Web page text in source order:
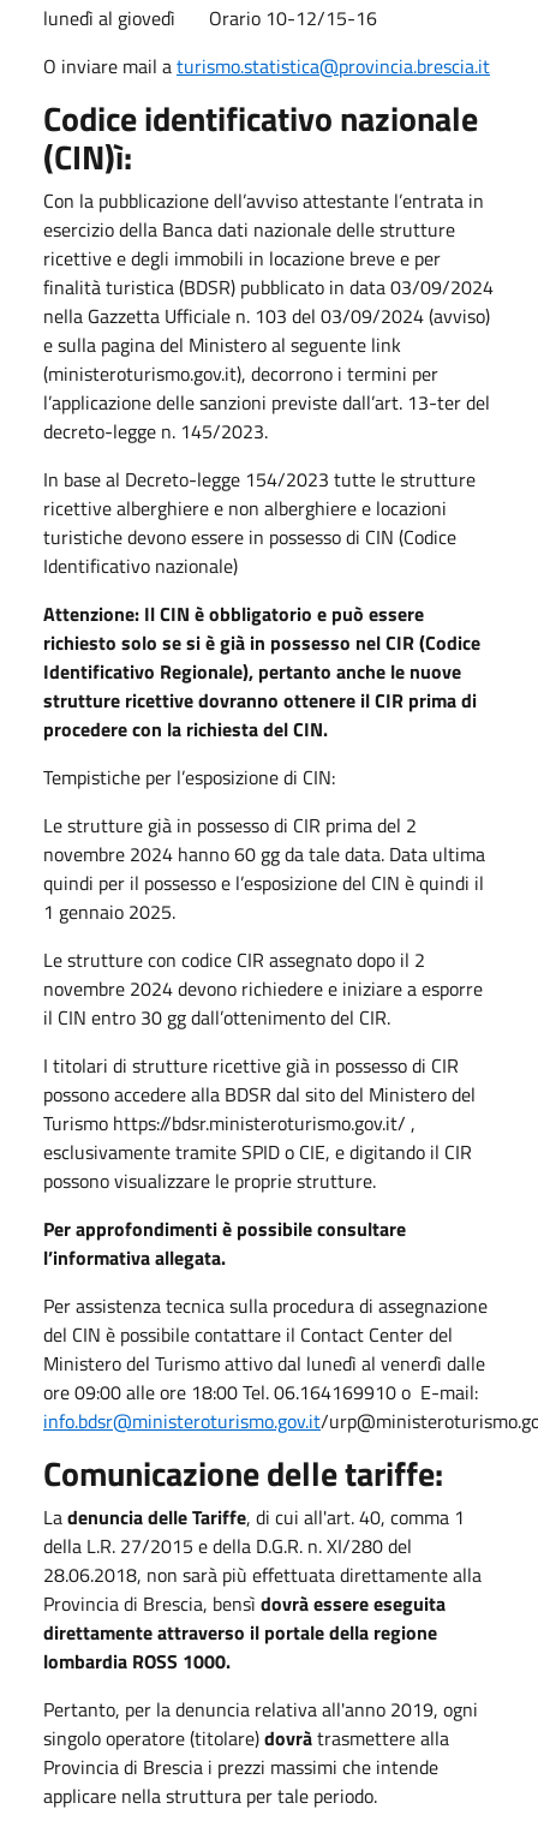
lunedì al giovedì Orario 10-12/15-16
O inviare mail aturismo.statistica@provincia.brescia.it
Codice identificativo nazionale
(CIN)ì:
Con la pubblicazione dell’avviso attestante l’entrata in
esercizio della Banca dati nazionale delle strutture
ricettive e degli immobili in locazione breve e per
finalità turistica (BDSR) pubblicato in data 03/09/2024
nella Gazzetta Ufficiale n. 103 del 03/09/2024 (avviso)
e sulla pagina del Ministero al seguente link
(ministeroturismo.gov.it), decorrono i termini per
l’applicazione delle sanzioni previste dall’art. 13-ter del
decreto-legge n. 145/2023.
In base al Decreto-legge 154/2023 tutte le strutture
ricettive alberghiere e non alberghiere e locazioni
turistiche devono essere in possesso di CIN (Codice
Identificativo nazionale)
Attenzione: Il CIN è obbligatorio e può essere
richiesto solo se si è già in possesso nel CIR (Codice
Identificativo Regionale), pertanto anche le nuove
strutture ricettive dovranno ottenere il CIR prima di
procedere con la richiesta del CIN.
Tempistiche per l’esposizione di CIN:
Le strutture già in possesso di CIR prima del 2
novembre 2024 hanno 60 gg da tale data. Data ultima
quindi per il possesso e l’esposizione del CIN è quindi il
1 gennaio 2025.
Le strutture con codice CIR assegnato dopo il 2
novembre 2024 devono richiedere e iniziare a esporre
il CIN entro 30 gg dall’ottenimento del CIR.
I titolari di strutture ricettive già in possesso di CIR
possono accedere alla BDSR dal sito del Ministero del
Turismo https://bdsr.ministeroturismo.gov.it/ ,
esclusivamente tramite SPID o CIE, e digitando il CIR
possono visualizzare le proprie strutture.
Per approfondimenti è possibile consultare
l’informativa allegata.
Per assistenza tecnica sulla procedura di assegnazione
del CIN è possibile contattare il Contact Center del
Ministero del Turismo attivo dal lunedì al venerdì dalle
ore 09:00 alle ore 18:00 Tel. 06.164169910 o E-mail:
info.bdsr@ministeroturismo.gov.it/
Comunicazione delle tariffe:
Ladenuncia delle Tariffe, di cui all'art. 40, comma 1
della L.R. 27/2015 e della D.G.R. n. XI/280 del
28.06.2018, non sarà più effettuata direttamente alla
Provincia di Brescia, bensì dovrà essere eseguita
direttamente attraverso il portale della regione
lombardia ROSS 1000.​​
Pertanto, per la denuncia relativa all'anno 2019, ogni
singolo operatore (titolare)dovràtrasmettere alla
Provincia di Brescia i prezzi massimi che intende
applicare nella struttura per tale periodo.